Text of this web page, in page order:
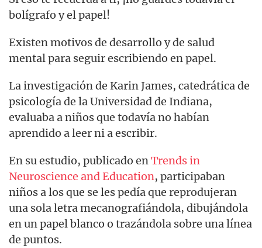
bolígrafo y el papel!
Existen motivos de desarrollo y de salud
mental para seguir escribiendo en papel.
La investigación de Karin James, catedrática de
psicología de la Universidad de Indiana,
evaluaba a niños que todavía no habían
aprendido a leer ni a escribir.
En su estudio, publicado enTrends in
Neuroscience and Education, participaban
niños a los que se les pedía que reprodujeran
una sola letra mecanografiándola, dibujándola
en un papel blanco o trazándola sobre una línea
de puntos.